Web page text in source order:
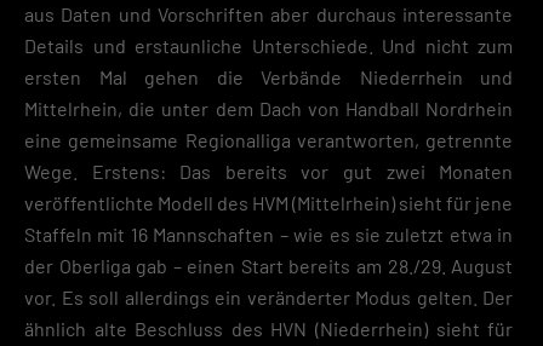
aus Daten und Vorschriften aber durchaus interessante
Details und erstaunliche Unterschiede. Und nicht zum
ersten Mal gehen die Verbände Niederrhein und
Mittelrhein, die unter dem Dach von Handball Nordrhein
eine gemeinsame Regionalliga verantworten, getrennte
Wege. Erstens: Das bereits vor gut zwei Monaten
veröffentlichte Modell des HVM (Mittelrhein) sieht für jene
Staffeln mit 16 Mannschaften – wie es sie zuletzt etwa in
der Oberliga gab – einen Start bereits am 28./29. August
vor. Es soll allerdings ein veränderter Modus gelten. Der
ähnlich alte Beschluss des HVN (Niederrhein) sieht für